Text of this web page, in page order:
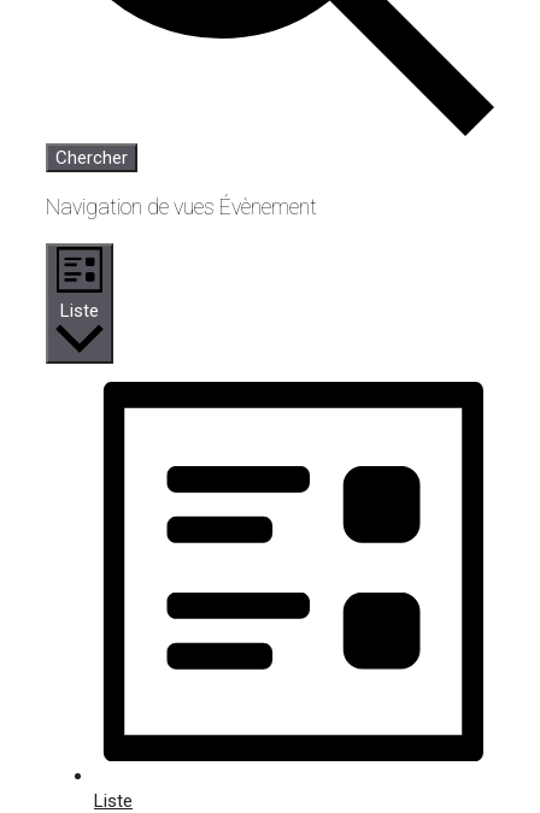
Chercher
Navigation de vues Évènement
Liste
Liste